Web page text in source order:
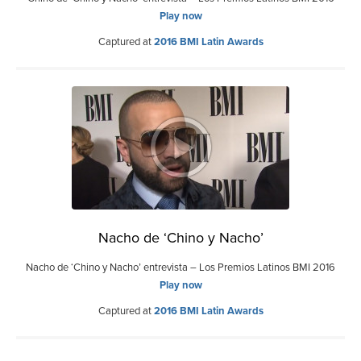
Play now
Captured at2016 BMI Latin Awards
Nacho de ‘Chino y Nacho’
Nacho de ‘Chino y Nacho’ entrevista – Los Premios Latinos BMI 2016
Play now
Captured at2016 BMI Latin Awards